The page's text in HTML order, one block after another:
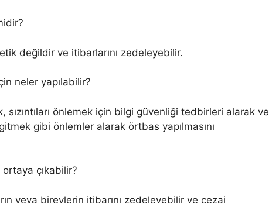
değildir ve itibarlarını zedeleyebilir.
neler yapılabilir?
sızıntıları önlemek için bilgi güvenliği tedbirleri alarak ve
gibi önlemler alarak örtbas yapılmasını
çıkabilir?
veya bireylerin itibarını zedeleyebilir ve cezai